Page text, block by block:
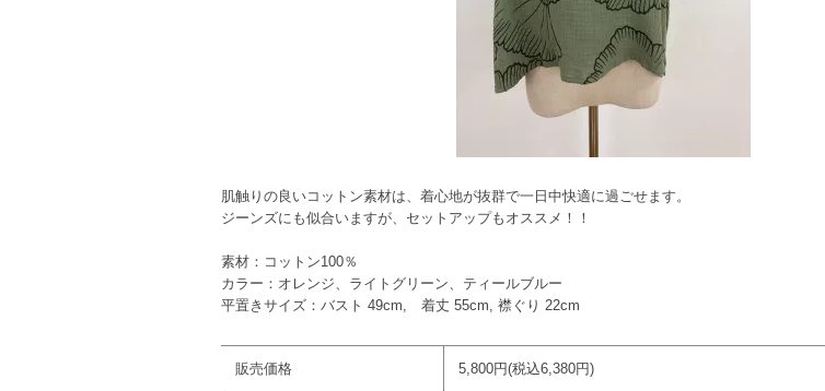
肌触りの良いコットン素材は、着心地が抜群で一日中快適に過ごせます。
ジーンズにも似合いますが、セットアップもオススメ！！
素材：コットン100％
カラー：オレンジ、ライトグリーン、ティールブルー
平置きサイズ：バスト 49cm, 着丈 55cm, 襟ぐり 22cm
販売価格 5,800円(税込6,380円)